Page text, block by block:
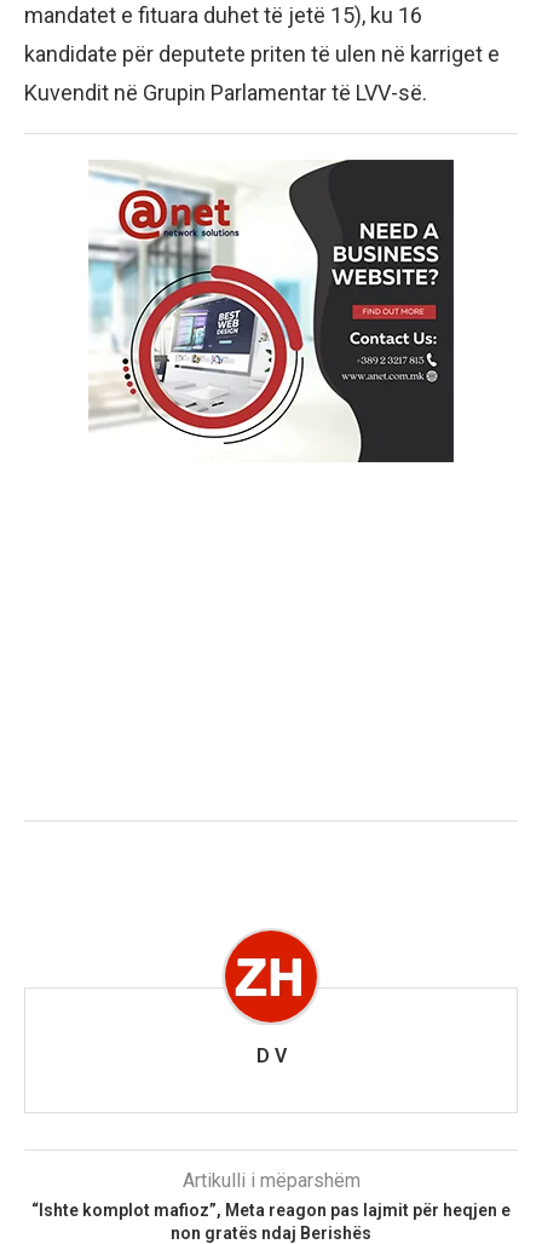
mandatet e fituara duhet të jetë 15), ku 16
kandidate për deputete priten të ulen në karriget e
Kuvendit në Grupin Parlamentar të LVV-së.
D V
Artikulli i mëparshëm
“Ishte komplot mafioz”, Meta reagon pas lajmit për heqjen e
non gratës ndaj Berishës